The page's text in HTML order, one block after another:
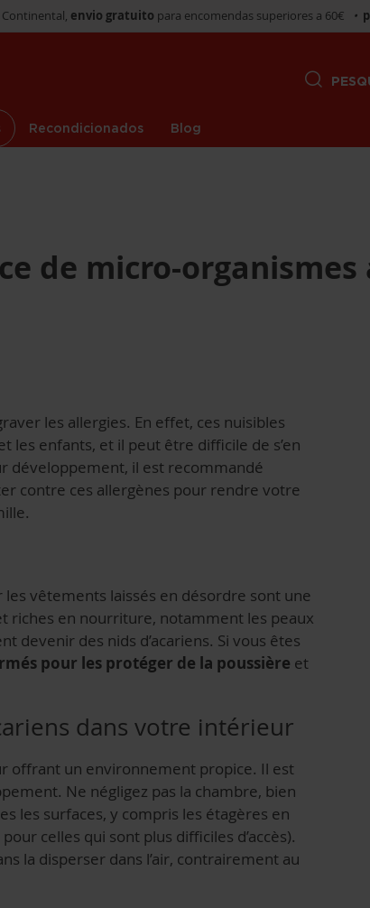
envio gratuito para encomendas superiores a 60€ •
Recondicionados Blog
de micro-organismes
les allergies. En effet, ces nuisibles
les enfants, et il peut être difficile de s’en
développement, il est recommandé
contre ces allergènes pour rendre votre
vêtements laissés en désordre sont une
riches en nourriture, notamment les peaux
devenir des nids d’acariens. Si vous êtes
pour les protéger de la poussière et
dans votre intérieur
offrant un environnement propice. Il est
Ne négligez pas la chambre, bien
les surfaces, y compris les étagères en
celles qui sont plus difficiles d’accès).
la disperser dans l’air, contrairement au